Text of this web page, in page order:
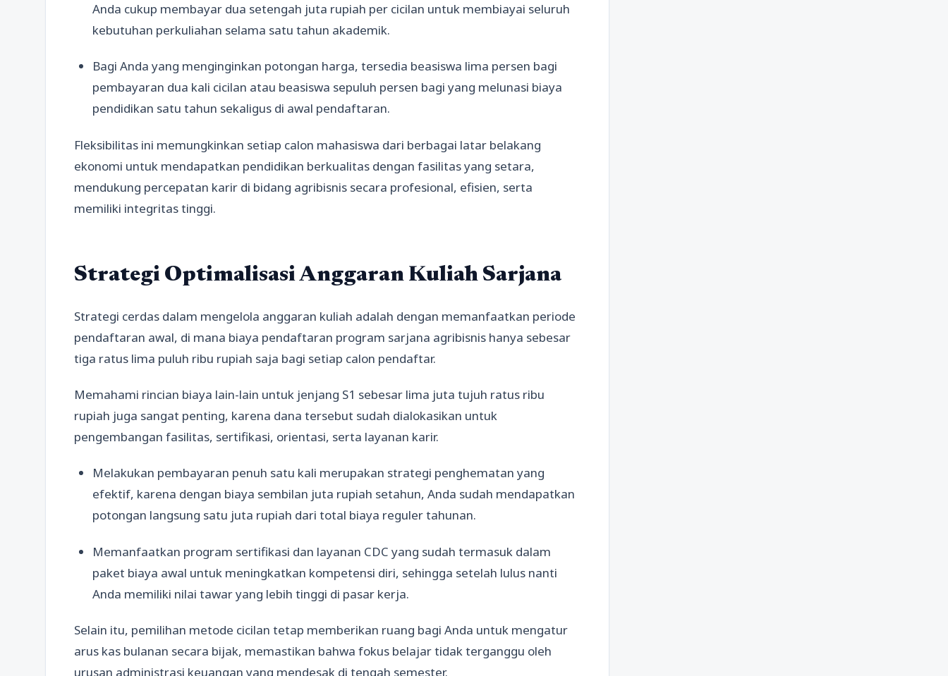
Anda cukup membayar dua setengah juta rupiah per cicilan untuk membiayai seluruh
kebutuhan perkuliahan selama satu tahun akademik.
Bagi Anda yang menginginkan potongan harga, tersedia beasiswa lima persen bagi
pembayaran dua kali cicilan atau beasiswa sepuluh persen bagi yang melunasi biaya
pendidikan satu tahun sekaligus di awal pendaftaran.
Fleksibilitas ini memungkinkan setiap calon mahasiswa dari berbagai latar belakang
ekonomi untuk mendapatkan pendidikan berkualitas dengan fasilitas yang setara,
mendukung percepatan karir di bidang agribisnis secara profesional, efisien, serta
memiliki integritas tinggi.
Strategi Optimalisasi Anggaran Kuliah Sarjana
Strategi cerdas dalam mengelola anggaran kuliah adalah dengan memanfaatkan periode
pendaftaran awal, di mana biaya pendaftaran program sarjana agribisnis hanya sebesar
tiga ratus lima puluh ribu rupiah saja bagi setiap calon pendaftar.
Memahami rincian biaya lain-lain untuk jenjang S1 sebesar lima juta tujuh ratus ribu
rupiah juga sangat penting, karena dana tersebut sudah dialokasikan untuk
pengembangan fasilitas, sertifikasi, orientasi, serta layanan karir.
Melakukan pembayaran penuh satu kali merupakan strategi penghematan yang
efektif, karena dengan biaya sembilan juta rupiah setahun, Anda sudah mendapatkan
potongan langsung satu juta rupiah dari total biaya reguler tahunan.
Memanfaatkan program sertifikasi dan layanan CDC yang sudah termasuk dalam
paket biaya awal untuk meningkatkan kompetensi diri, sehingga setelah lulus nanti
Anda memiliki nilai tawar yang lebih tinggi di pasar kerja.
Selain itu, pemilihan metode cicilan tetap memberikan ruang bagi Anda untuk mengatur
arus kas bulanan secara bijak, memastikan bahwa fokus belajar tidak terganggu oleh
urusan administrasi keuangan yang mendesak di tengah semester.